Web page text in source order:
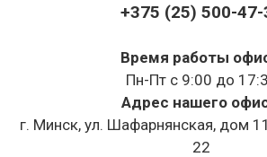
+375 (25) 500-47-
Время работы
Пн-Пт с 9:00 до
Адрес нашего
г. Минск, ул. Шафарнянская, дом
22